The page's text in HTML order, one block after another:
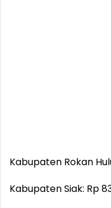
Kabupaten Rokan
Kabupaten Siak: Rp